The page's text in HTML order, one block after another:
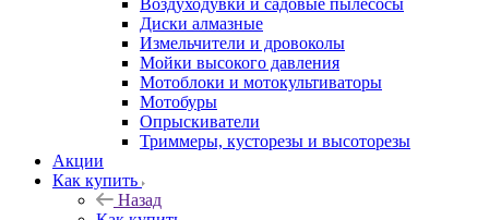
Воздуходувки и садовые пылесосы
Диски алмазные
Измельчители и дровоколы
Мойки высокого давления
Мотоблоки и мотокультиваторы
Мотобуры
Опрыскиватели
Триммеры, кусторезы и высоторезы
Акции
Как купить
Назад